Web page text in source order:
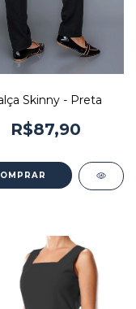
Skinny - Preta
R$87,90